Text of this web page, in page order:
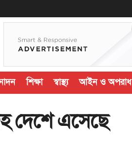
শিক্ষা স্বাস্থ্য আইন ও অপরাধ
দেশে এসেছে